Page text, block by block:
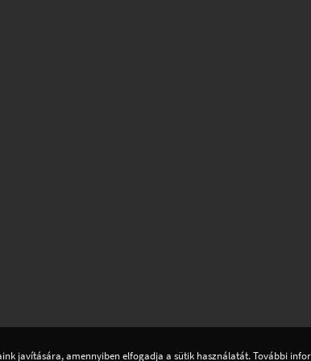
javítására, amennyiben elfogadja a sütik használatát. További